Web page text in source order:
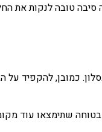
טובה לנקות את
כמובן, להקפיד על
בטוחה שתימצאו עוד